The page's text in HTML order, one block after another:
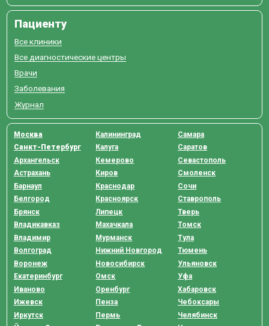
Пациенту
Все клиники
Все диагностические центры
Врачи
Заболевания
Журнал
Москва
Санкт-Петербург
Архангельск
Астрахань
Барнаул
Белгород
Брянск
Владикавказ
Владимир
Волгоград
Воронеж
Екатеринбург
Иваново
Ижевск
Иркутск
Калининград
Калуга
Кемерово
Киров
Краснодар
Красноярск
Липецк
Махачкала
Мурманск
Нижний Новгород
Новосибирск
Омск
Оренбург
Пенза
Пермь
Самара
Саратов
Севастополь
Смоленск
Сочи
Ставрополь
Тверь
Томск
Тула
Тюмень
Ульяновск
Уфа
Хабаровск
Чебоксары
Челябинск